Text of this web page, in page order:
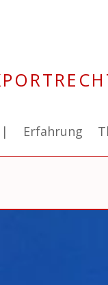
| Erfahrung